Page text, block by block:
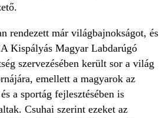
rendezett már világbajnokságot, és
Kispályás Magyar Labdarúgó
szervezésében került sor a világ
emellett a magyarok az
a sportág fejlesztésében is
Csuhai szerint ezeket az